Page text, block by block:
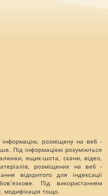
розміщену на веб -
Під інформацією розуміються
ящик-шота, скани, відео,
розміщених на веб -
відкритого для індексації
Під використанням
модифікація тощо.